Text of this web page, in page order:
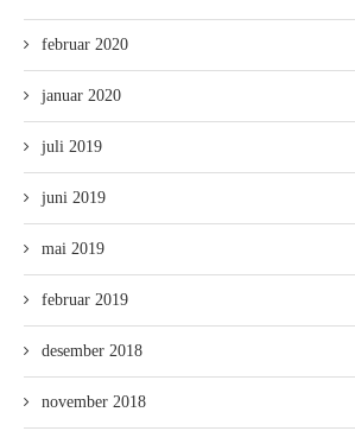
februar 2020
januar 2020
juli 2019
juni 2019
mai 2019
februar 2019
desember 2018
november 2018